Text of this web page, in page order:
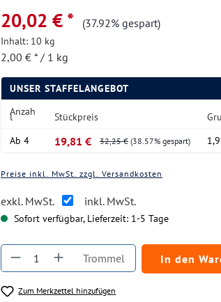
20,02 € * (37.92% gespart)
Inhalt: 10 kg
2,00 € * / 1 kg
UNSER STAFFELANGEBOT
Anzah
l Stückpreis
Ab 4 19,81 € 32,25 € (38.57% gespart)
Preise inkl. MwSt. zzgl. Versandkosten
exkl. MwSt. inkl. MwSt.
Sofort verfügbar, Lieferzeit: 1-5 Tage
Produkt Anzahl: Gib den
Trommel In den
Zum Merkzettel hinzufügen